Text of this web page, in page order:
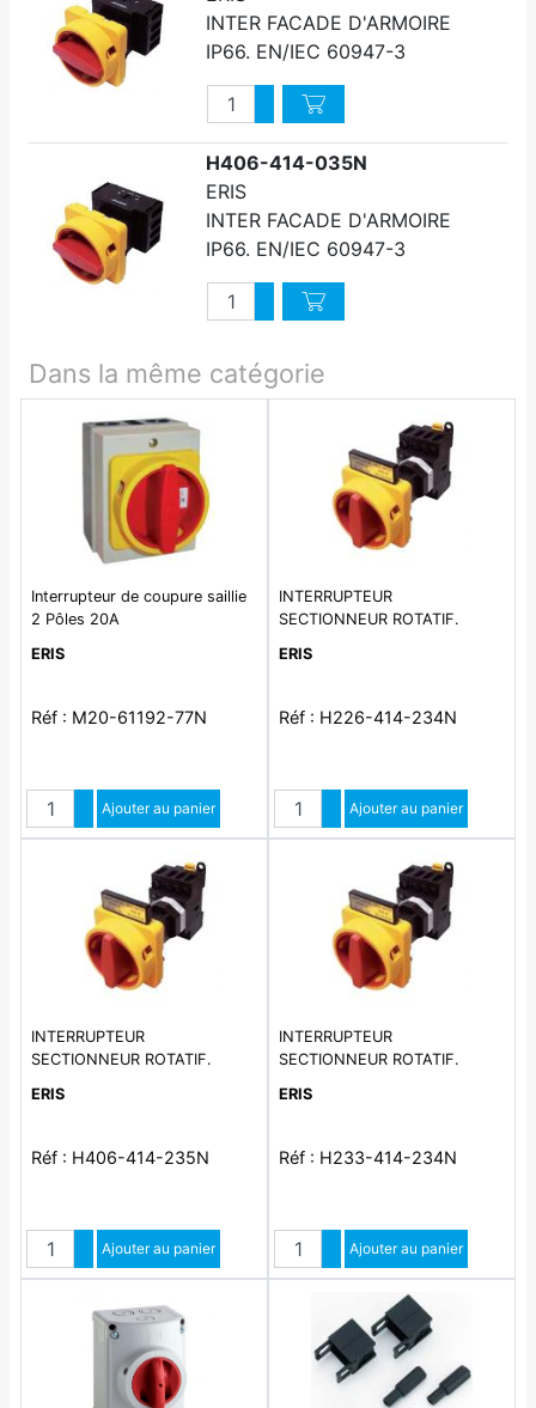
INTER FACADE D'ARMOIRE
IP66. EN/IEC 60947-3
QuantitéAugmenter quantité
Diminuer quantité
H406-414-035N
ERIS
INTER FACADE D'ARMOIRE
IP66. EN/IEC 60947-3
QuantitéAugmenter quantité
Diminuer quantité
Dans la même catégorie
Interrupteur de coupure saillie
2 Pôles 20A
ERIS
Réf : M20-61192-77N
QuantitéAugmenter quantité
Diminuer quantité
Ajouter au panier
INTERRUPTEUR
SECTIONNEUR ROTATIF.
modulaire IP66. Interrupteur de
100 A en 4 pôles
ERIS
Réf : H226-414-234N
QuantitéAugmenter quantité
Diminuer quantité
Ajouter au panier
INTERRUPTEUR
SECTIONNEUR ROTATIF.
modulaire IP66. Interrupteur de
100 A en 4 pôles
ERIS
Réf : H406-414-235N
QuantitéAugmenter quantité
Diminuer quantité
Ajouter au panier
INTERRUPTEUR
SECTIONNEUR ROTATIF.
modulaire IP66. Interrupteur de
100 A en 4 pôles
ERIS
Réf : H233-414-234N
QuantitéAugmenter quantité
Diminuer quantité
Ajouter au panier